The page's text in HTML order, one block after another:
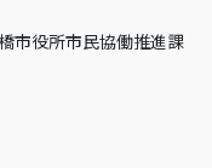
市役所市民協働推進課